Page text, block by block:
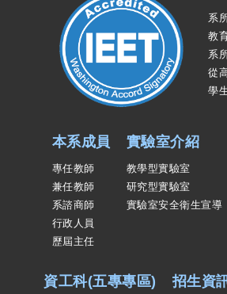
系
教
系
從
學
本系成員
專任教師
兼任教師
系諮商師
行政人員
歷屆主任
實驗室介紹
教學型實驗室
研究型實驗室
實驗室安全衛生宣導
資工科(五專專區) 招生資